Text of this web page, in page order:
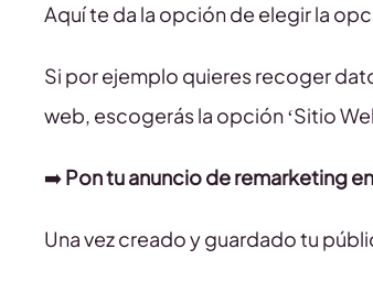
Aquí te da la opción de elegir la
Si por ejemplo quieres recoger
web, escogerás la opción ‘Sitio
➡️Pon tu anuncio de remarketing
Una vez creado y guardado tu